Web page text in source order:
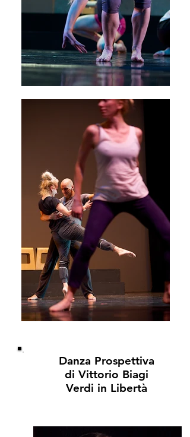
Danza Prospettiva
di Vittorio Biagi
Verdi in Libertà